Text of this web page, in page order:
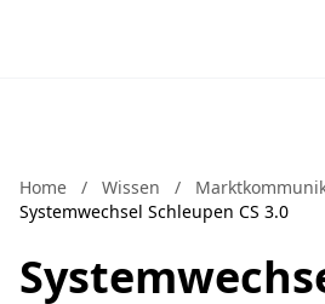
Home / Wissen /
Systemwechsel Schleupen CS 3.0